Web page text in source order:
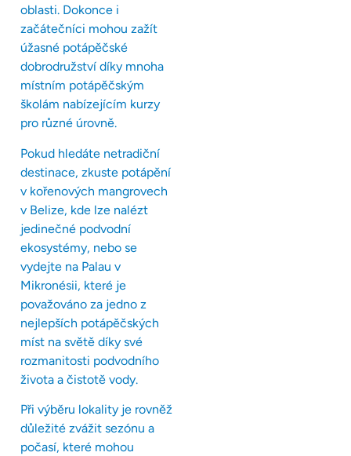
oblasti. Dokonce i
začátečníci mohou zažít
úžasné potápěčské
dobrodružství díky mnoha
místním potápěčským
školám nabízejícím kurzy
pro různé úrovně.
Pokud hledáte netradiční
destinace, zkuste potápění
v kořenových mangrovech
v Belize, kde lze nalézt
jedinečné podvodní
ekosystémy, nebo se
vydejte na Palau v
Mikronésii, které je
považováno za jedno z
nejlepších potápěčských
míst na světě díky své
rozmanitosti podvodního
života a čistotě vody.
Při výběru lokality je rovněž
důležité zvážit sezónu a
počasí, které mohou